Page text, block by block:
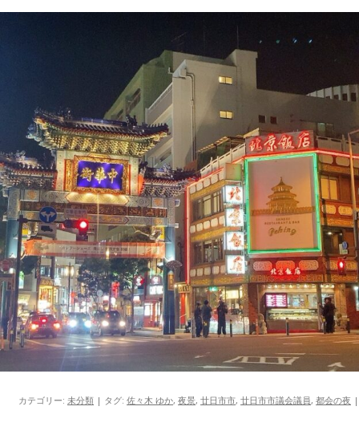
カテゴリー: 未分類 | タグ: 佐々木 ゆか, 夜景, 廿日市市, 廿日市市議会議員, 都会の夜 |